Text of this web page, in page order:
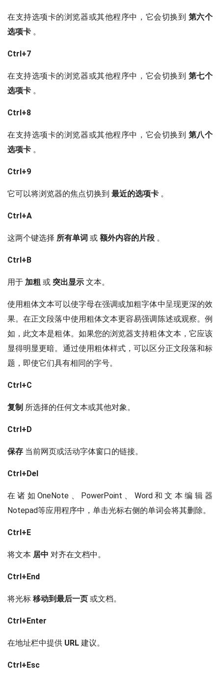
在支持选项卡的浏览器或其他程序中，它会切换到 第六个
选项卡 。
Ctrl+7
在支持选项卡的浏览器或其他程序中，它会切换到 第七个
选项卡 。
Ctrl+8
在支持选项卡的浏览器或其他程序中，它会切换到 第八个
选项卡 。
Ctrl+9
它可以将浏览器的焦点切换到 最近的选项卡 。
Ctrl+A
这两个键选择 所有单词 或 额外内容的片段 。
Ctrl+B
用于 加粗 或 突出显示 文本。
使用粗体文本可以使字母在强调或加粗字体中呈现更深的效
果。在正文段落中使用粗体文本更容易强调陈述或观察。例
如，此文本是粗体。如果您的浏览器支持粗体文本，它应该
显得明显更暗。通过使用粗体样式，可以区分正文段落和标
题，即使它们具有相同的字号。
Ctrl+C
复制 所选择的任何文本或其他对象。
Ctrl+D
保存 当前网页或活动字体窗口的链接。
Ctrl+Del
在诸如OneNote、PowerPoint、Word和文本编辑器
Notepad等应用程序中，单击光标右侧的单词会将其删除。
Ctrl+E
将文本 居中 对齐在文档中。
Ctrl+End
将光标 移动到最后一页 或文档。
Ctrl+Enter
在地址栏中提供 URL 建议。
Ctrl+Esc